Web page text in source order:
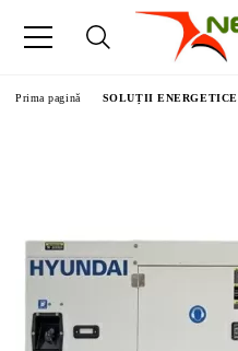
Prima pagină SOLUȚII ENERGETICE